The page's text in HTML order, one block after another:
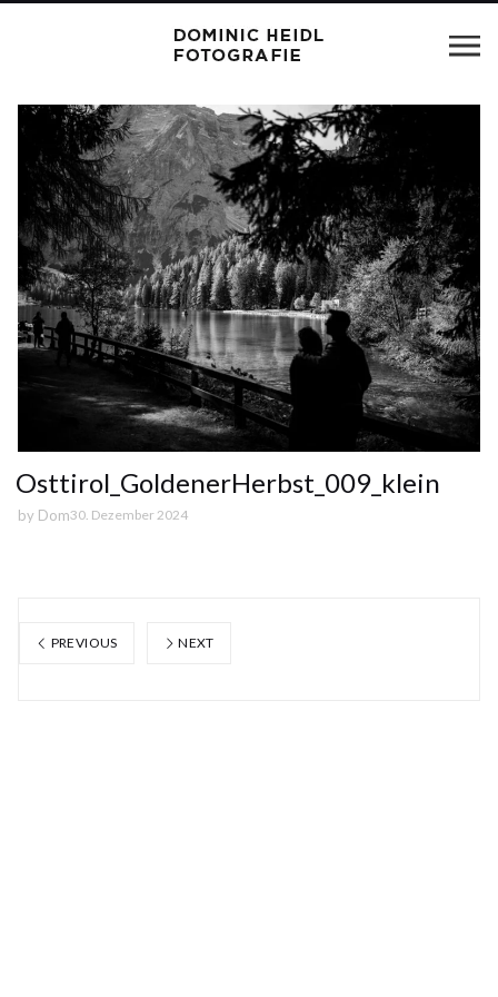
Osttirol_GoldenerHerbst_009_klein
by Dom30. Dezember 2024
PREVIOUS NEXT